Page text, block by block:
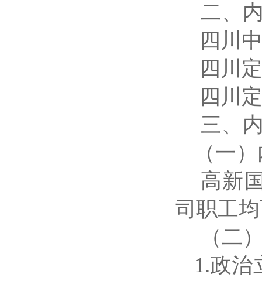
二、
四川
四川
四川
三、
（一
高新
司职工
（二
1.政治